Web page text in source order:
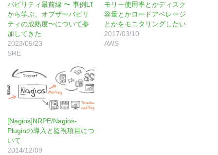
バビリティ最前線 〜 事例LT
から学ぶ、オブザーバビリ
ティの成熟度〜について参
加してきた
2023/05/23
SRE
モリー使用率とかディスク
容量とかロードアベレージ
とかをモニタリングしたい
2017/03/10
AWS
[Nagios]NRPE/Nagios-
Pluginの導入と監視項目につ
いて
2014/12/09